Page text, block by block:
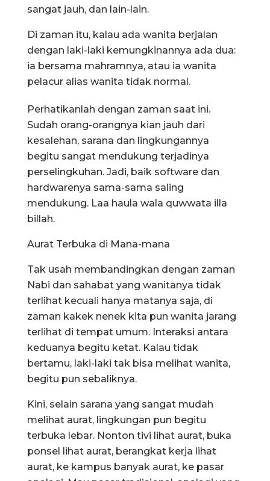
sangat jauh, dan lain-lain.
Di zaman itu, kalau ada wanita berjalan
dengan laki-laki kemungkinannya ada dua:
ia bersama mahramnya, atau ia wanita
pelacur alias wanita tidak normal.
Perhatikanlah dengan zaman saat ini.
Sudah orang-orangnya kian jauh dari
kesalehan, sarana dan lingkungannya
begitu sangat mendukung terjadinya
perselingkuhan. Jadi, baik software dan
hardwarenya sama-sama saling
mendukung. Laa haula wala quwwata illa
billah.
Aurat Terbuka di Mana-mana
Tak usah membandingkan dengan zaman
Nabi dan sahabat yang wanitanya tidak
terlihat kecuali hanya matanya saja, di
zaman kakek nenek kita pun wanita jarang
terlihat di tempat umum. Interaksi antara
keduanya begitu ketat. Kalau tidak
bertamu, laki-laki tak bisa melihat wanita,
begitu pun sebaliknya.
Kini, selain sarana yang sangat mudah
melihat aurat, lingkungan pun begitu
terbuka lebar. Nonton tivi lihat aurat, buka
ponsel lihat aurat, berangkat kerja lihat
aurat, ke kampus banyak aurat, ke pasar